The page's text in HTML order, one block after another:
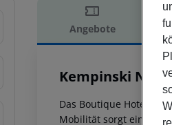
Angebote
Kempinski Nile
Das Boutique Hotel
Mobilität sorgt ein